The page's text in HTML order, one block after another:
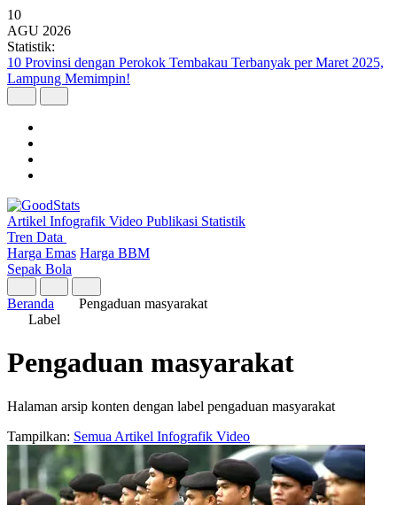
10
AGU 2026
Statistik:
10 Provinsi dengan Perokok Tembakau Terbanyak per Maret 2025,
Lampung Memimpin!
Artikel Infografik Video Publikasi Statistik
Tren Data
Harga Emas Harga BBM
Sepak Bola
Beranda
Pengaduan masyarakat
Label
Pengaduan masyarakat
Halaman arsip konten dengan label pengaduan masyarakat
Tampilkan: Semua Artikel Infografik Video